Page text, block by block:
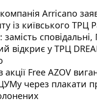
Arricano
із київського ТРЦ
сповідальні,
відкриє у ТРЦ
акції Free AZOV
через плакати